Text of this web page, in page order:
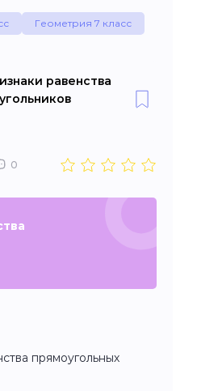
Геометрия 7 класс
равенства
0
прямоугольных